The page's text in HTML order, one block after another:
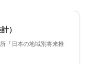
）
「日本の地域別将来推